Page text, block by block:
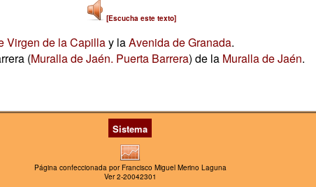
[Escucha este texto]
Virgen de la Capillay laAvenida de Granada.
(Muralla de Jaén. Puerta Barrera) de la Muralla de Jaén.
Sistema
Página confeccionada por Francisco Miguel Merino Laguna
Ver 2-20042301